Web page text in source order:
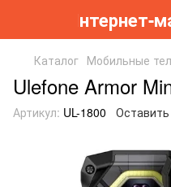
Інтернет-
Каталог Мобильные
Ulefone Armor
Артикул: UL-1800